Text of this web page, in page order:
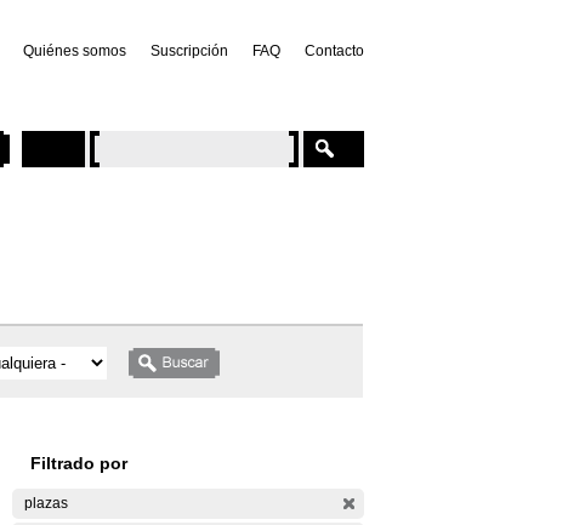
Quiénes somos Suscripción FAQ Contacto
Filtrado por
plazas